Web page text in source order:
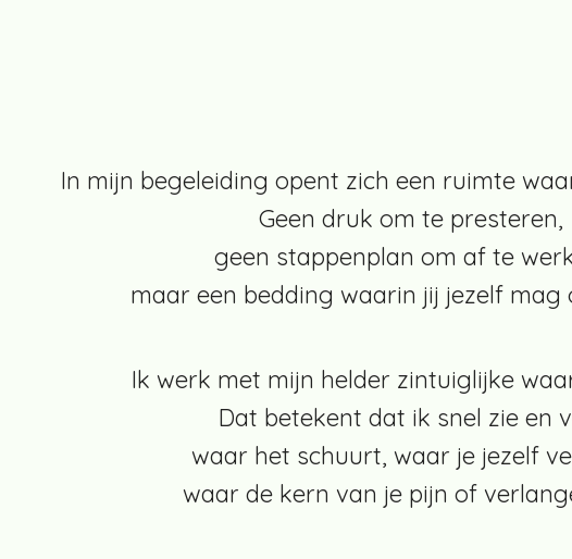
In mijn begeleiding opent zich een ruimte
Geen druk om te presteren,
geen stappenplan om af te
maar een bedding waarin jij jezelf mag
Ik werk met mijn helder zintuiglijke
Dat betekent dat ik snel zie en
waar het schuurt, waar je jezelf
waar de kern van je pijn of